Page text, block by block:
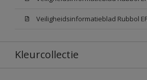
Kleurcollectie